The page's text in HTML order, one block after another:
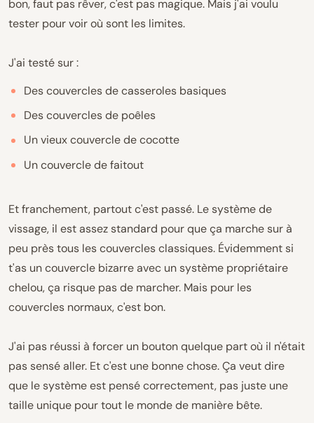
bon, faut pas rêver, c'est pas magique. Mais j'ai voulu
tester pour voir où sont les limites.
J'ai testé sur :
Des couvercles de casseroles basiques
Des couvercles de poêles
Un vieux couvercle de cocotte
Un couvercle de faitout
Et franchement, partout c'est passé. Le système de
vissage, il est assez standard pour que ça marche sur à
peu près tous les couvercles classiques. Évidemment si
t'as un couvercle bizarre avec un système propriétaire
chelou, ça risque pas de marcher. Mais pour les
couvercles normaux, c'est bon.
J'ai pas réussi à forcer un bouton quelque part où il n'était
pas sensé aller. Et c'est une bonne chose. Ça veut dire
que le système est pensé correctement, pas juste une
taille unique pour tout le monde de manière bête.